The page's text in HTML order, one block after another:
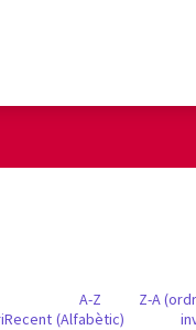
Recent
A-Z
(Alfabètic)
Z-A